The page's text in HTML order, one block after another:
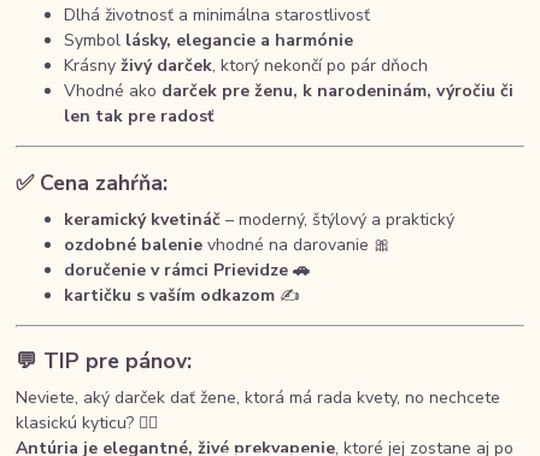
Dlhá životnosť a minimálna starostlivosť
Symbol lásky, elegancie a harmónie
Krásnyživý darček, ktorý nekončí po pár dňoch
Vhodné ako darček pre ženu, k narodeninám, výročiu či
len tak pre radosť
✅ Cena zahŕňa:
keramický kvetináč – moderný, štýlový a praktický
ozdobné balenie vhodné na darovanie 🎀
doručenie v rámci Prievidze 🚗
kartičku s vaším odkazom ✍️
💬 TIP pre pánov:
Neviete, aký darček dať žene, ktorá má rada kvety, no nechcete
klasickú kyticu? 🕵️‍♂️
Antúria je elegantné, živé prekvapenie, ktoré jej zostane aj po